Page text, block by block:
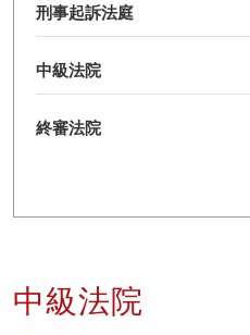
刑事起訴法庭
中級法院
終審法院
中級法院